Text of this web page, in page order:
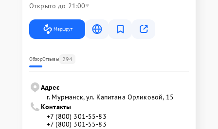
Открыто до 21:00
Маршрут
ОбзорОтзывы 294
Адрес
г. Мурманск, ул. Капитана Орликовой, 15
Контакты
+7 (800) 301-55-83
+7 (800) 301-55-83